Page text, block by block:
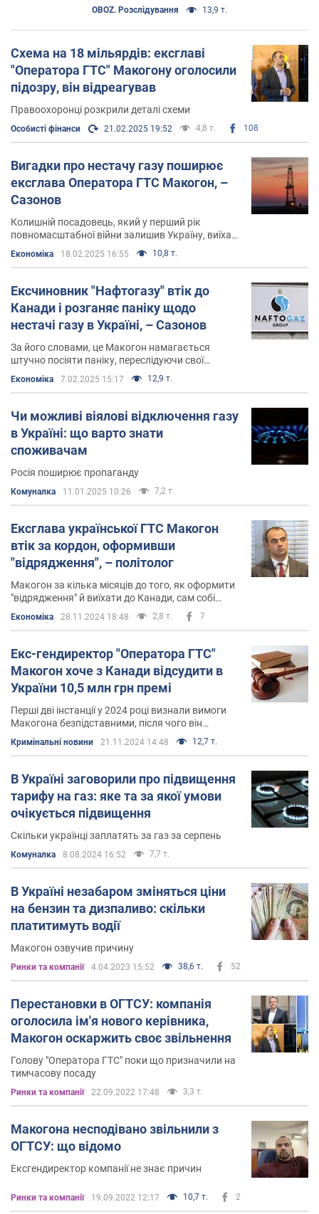
OBOZ. Розслідування 13,9 т.
Схема на 18 мільярдів: ексглаві
"Оператора ГТС" Макогону оголосили
підозру, він відреагував
Правоохоронці розкрили деталі схеми
Особисті фінанси 21.02.2025 19:52 4,8 т. 108
Вигадки про нестачу газу поширює
ексглава Оператора ГТС Макогон, –
Сазонов
Колишній посадовець, який у перший рік
повномасштабної війни залишив Україну, виїхав
до Канади і звідти поширює неправдиві
твердження
Економіка 18.02.2025 16:55 10,8 т.
Ексчиновник "Нафтогазу" втік до
Канади і розганяє паніку щодо
нестачі газу в Україні, – Сазонов
За його словами, це Макогон намагається
штучно посіяти паніку, переслідуючи свої
інтереси
Економіка 7.02.2025 15:17 12,9 т.
Чи можливі віялові відключення газу
в Україні: що варто знати
споживачам
Росія поширює пропаганду
Комуналка 11.01.2025 10:26 7,2 т.
Ексглава української ГТС Макогон
втік за кордон, оформивши
"відрядження", – політолог
Макогон за кілька місяців до того, як оформити
"відрядження" й виїхати до Канади, сам собі
виписав 125% премії
Економіка 28.11.2024 18:48 2,8 т. 7
Екс-гендиректор "Оператора ГТС"
Макогон хоче з Канади відсудити в
України 10,5 млн грн премі
Перші дві інстанції у 2024 році визнали вимоги
Макогона безпідставними, після чого він
звернувся до Верховного суду
Кримінальні новини 21.11.2024 14:48 12,7 т.
В Україні заговорили про підвищення
тарифу на газ: яке та за якої умови
очікується підвищення
Скільки українці заплатять за газ за серпень
Комуналка 8.08.2024 16:52 7,7 т.
В Україні незабаром зміняться ціни
на бензин та дизпаливо: скільки
платитимуть водії
Макогон озвучив причину
Ринки та компанії 4.04.2023 15:52 38,6 т. 52
Перестановки в ОГТСУ: компанія
оголосила ім'я нового керівника,
Макогон оскаржить своє звільнення
Голову "Оператора ГТС" поки що призначили на
тимчасову посаду
Ринки та компанії 22.09.2022 17:48 3,3 т.
Макогона несподівано звільнили з
ОГТСУ: що відомо
Ексгендиректор компанії не знає причин
Ринки та компанії 19.09.2022 12:17 10,7 т. 2